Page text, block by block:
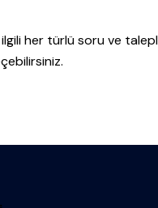
ilgili her türlü soru ve